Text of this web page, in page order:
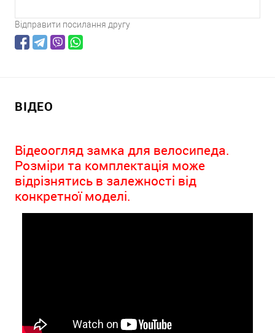
Відправити посилання другу
ВІДЕО
Відеоогляд замка для велосипеда.
Розміри та комплектація може
відрізнятись в залежності від
конкретної моделі.